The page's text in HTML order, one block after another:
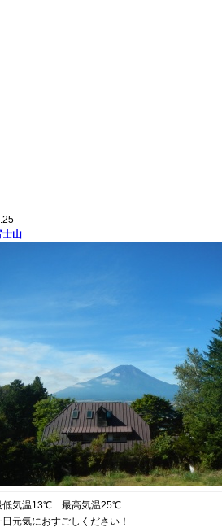
士山
気温13℃ 最高気温25℃
元気におすごしください！